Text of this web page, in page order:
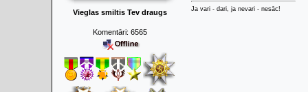
Vieglas smiltis Tev draugs
Komentāri: 6565
Ja vari - dari, ja nevari - nesāc!